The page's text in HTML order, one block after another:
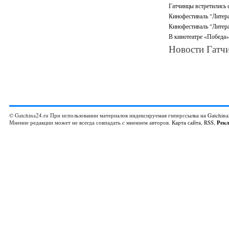
Гатчинцы встретились
Кинофестиваль
Кинофестиваль
В кинотеатре
Новости
© Gatchina24.ru При использовании материалов индексируемая гиперссылка на
Мнение редакции может не всегда совпадать с мнением авторов. Карта сайта, RSS,